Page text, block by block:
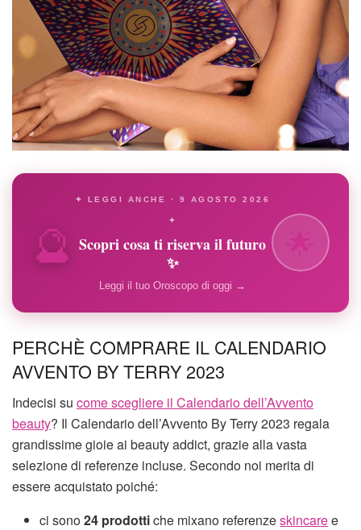
🔮
✦ LEGGI ANCHE · 9 AGOSTO 2026
✦
Scopri cosa ti riserva il futuro
✨
Leggi il tuo Oroscopo di oggi →
PERCHÈ COMPRARE IL CALENDARIO
AVVENTO BY TERRY 2023
Indecisi su come scegliere il Calendario dell’Avvento
beauty? Il Calendario dell’Avvento By Terry 2023 regala
grandissime gioie ai beauty addict, grazie alla vasta
selezione di referenze incluse. Secondo noi merita di
essere acquistato poiché:
ci sono24 prodottiche mixano referenzeskincaree